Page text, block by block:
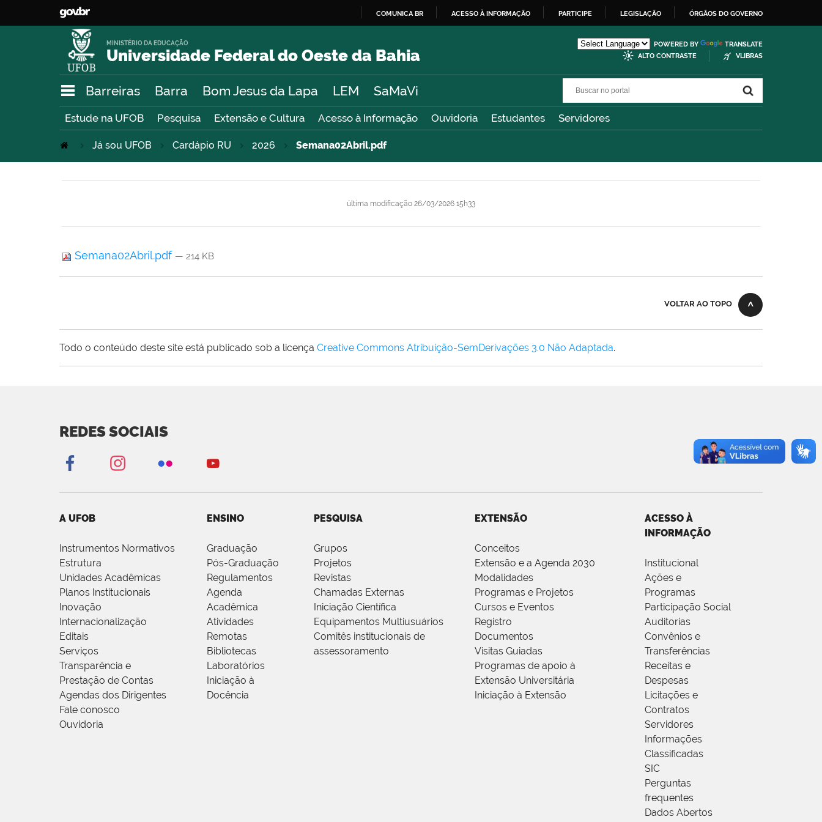
O
COMUNICA BR ACESSO À INFORMAÇÃO PARTICIPE LEGISLAÇÃO ÓRGÃOS DO GOVERNO
Universidade Federal do Oeste da Bahia
MINISTÉRIO DA EDUCAÇÃO POWERED BY
TRANSLATE
ALTO CONTRASTE
VLIBRAS
Barreiras Barra Bom Jesus da Lapa LEM SaMaVi
Estude na UFOB Pesquisa Extensão e Cultura Acesso à Informação Ouvidoria Estudantes Servidores
Já sou UFOB Cardápio RU 2026 Semana02Abril.pdf
última modificação 26/03/2026 15h33
Semana02Abril.pdf — 214 KB
VOLTAR AO TOPO
Todo o conteúdo deste site está publicado sob a licença Creative Commons Atribuição-SemDerivações 3.0 Não Adaptada.
REDES SOCIAIS
A UFOB
Instrumentos Normativos
Estrutura
Unidades Acadêmicas
Planos Institucionais
Inovação
Internacionalização
Editais
Serviços
Transparência e
Prestação de Contas
Agendas dos Dirigentes
Fale conosco
Ouvidoria
ENSINO
Graduação
Pós-Graduação
Regulamentos
Agenda
Acadêmica
Atividades
Remotas
Bibliotecas
Laboratórios
Iniciação à
Docência
PESQUISA
Grupos
Projetos
Revistas
Chamadas Externas
Iniciação Científica
Equipamentos Multiusuários
Comitês institucionais de
assessoramento
EXTENSÃO
Conceitos
Extensão e a Agenda 2030
Modalidades
Programas e Projetos
Cursos e Eventos
Registro
Documentos
Visitas Guiadas
Programas de apoio à
Extensão Universitária
Iniciação à Extensão
ACESSO À
INFORMAÇÃO
Institucional
Ações e
Programas
Participação Social
Auditorias
Convênios e
Transferências
Receitas e
Despesas
Licitações e
Contratos
Servidores
Informações
Classificadas
SIC
Perguntas
frequentes
Dados Abertos